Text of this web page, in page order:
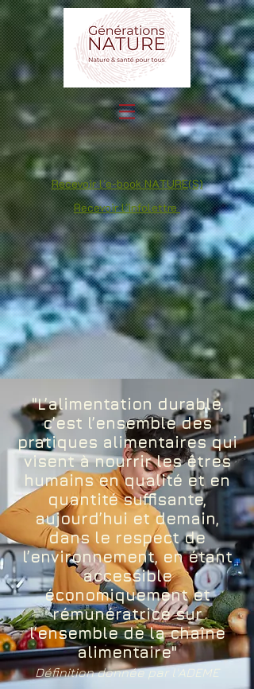
Recevoir l'e-book NATURE(S)
Recevoir l'infolettre
"L’alimentation durable,
c’est l’ensemble des
pratiques alimentaires qui
visent à nourrir les êtres
humains en qualité et en
quantité suffisante,
aujourd’hui et demain,
dans le respect de
l’environnement, en étant
accessible
économiquement et
rémunératrice sur
l’ensemble de la chaîne
alimentaire"
Définition donnée par l'ADEME